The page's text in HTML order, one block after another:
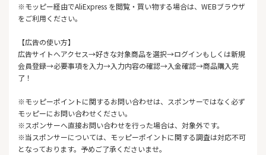
※モッピー経由でAliExpress を閲覧・買い物する場合は、WEBブラウザ
をご利用ください。
【広告の使い方】
広告サイトへアクセス→好きな対象商品を選択→ログインもしくは新規
会員登録→必要事項を入力→入力内容の確認→入金確認→商品購入完
了！
※モッピーポイントに関するお問い合わせは、スポンサーではなく必ず
モッピーにお問い合わせください。
※スポンサーへ直接お問い合わせを行った場合は、対象外です。
※当スポンサーについては、モッピーポイントに関する調査は対応不可
となっております。予めご了承くださいませ。